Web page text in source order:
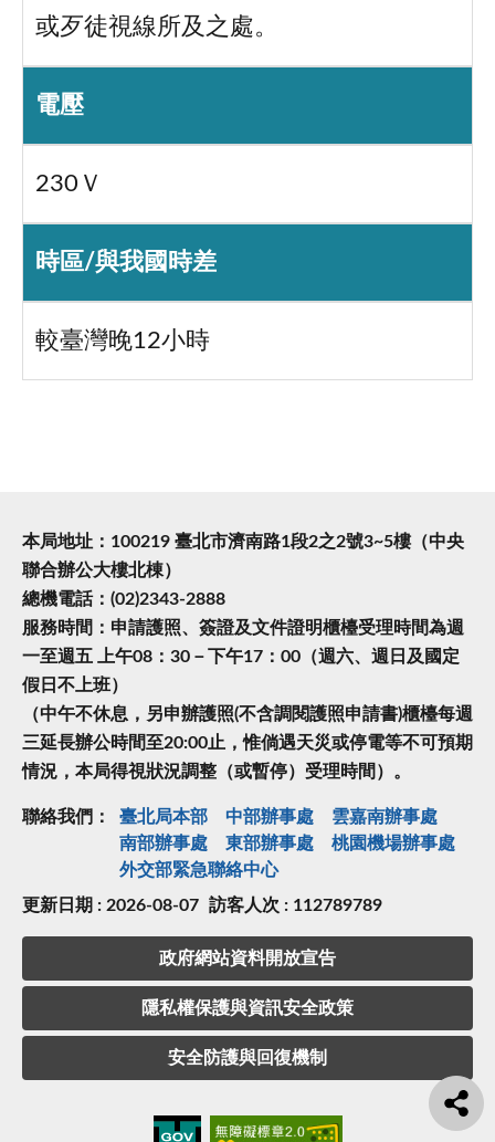
或歹徒視線所及之處。
電壓
230Ｖ
時區/與我國時差
較臺灣晚12小時
本局地址：100219 臺北市濟南路1段2之2號3~5樓（中央
聯合辦公大樓北棟）
總機電話：(02)2343-2888
服務時間：申請護照、簽證及文件證明櫃檯受理時間為週
一至週五 上午08：30－下午17：00（週六、週日及國定
假日不上班）
（中午不休息，另申辦護照(不含調閱護照申請書)櫃檯每週
三延長辦公時間至20:00止，惟倘遇天災或停電等不可預期
情況，本局得視狀況調整（或暫停）受理時間）。
聯絡我們： 臺北局本部 中部辦事處
雲嘉南辦事處
南部辦事處
東部辦事處
桃園機場辦事處
外交部緊急聯絡中⼼
更新日期 : 2026-08-07 訪客人次 : 112789789
政府網站資料開放宣告
隱私權保護與資訊安全政策
安全防護與回復機制